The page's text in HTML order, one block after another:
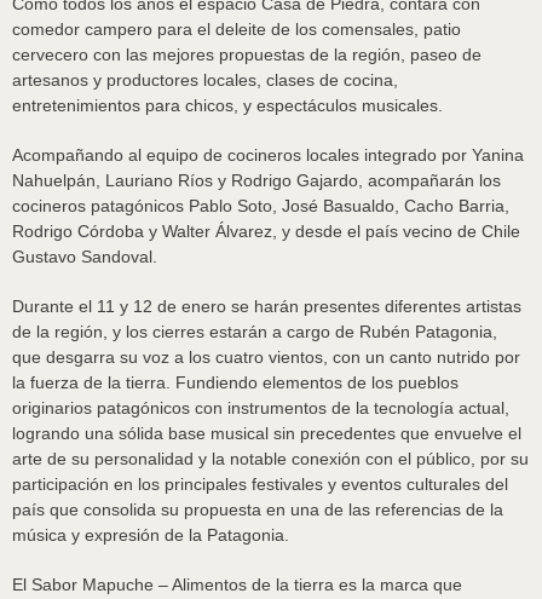
comedor campero para el deleite de los comensales, patio
cervecero con las mejores propuestas de la región, paseo de
artesanos y productores locales, clases de cocina,
entretenimientos para chicos, y espectáculos musicales.
Acompañando al equipo de cocineros locales integrado por Yanina
Nahuelpán, Lauriano Ríos y Rodrigo Gajardo, acompañarán los
cocineros patagónicos Pablo Soto, José Basualdo, Cacho Barria,
Rodrigo Córdoba y Walter Álvarez, y desde el país vecino de Chile
Gustavo Sandoval.
Durante el 11 y 12 de enero se harán presentes diferentes artistas
de la región, y los cierres estarán a cargo de Rubén Patagonia,
que desgarra su voz a los cuatro vientos, con un canto nutrido por
la fuerza de la tierra. Fundiendo elementos de los pueblos
originarios patagónicos con instrumentos de la tecnología actual,
logrando una sólida base musical sin precedentes que envuelve el
arte de su personalidad y la notable conexión con el público, por su
participación en los principales festivales y eventos culturales del
país que consolida su propuesta en una de las referencias de la
música y expresión de la Patagonia.
El Sabor Mapuche – Alimentos de la tierra es la marca que